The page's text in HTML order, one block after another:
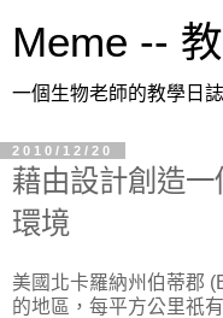
Meme --
一個生物老師的教學日誌
2010/12/20
藉由設計創造
環境
美國北卡羅納州伯蒂郡
的地區，每平方公里祇